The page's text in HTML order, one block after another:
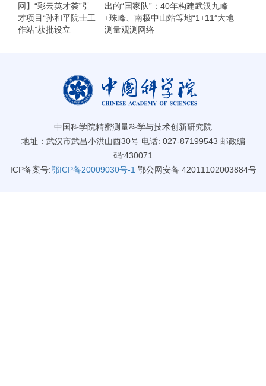
网】“彩云英才荟”引
才项目“孙和平院士工
作站”获批设立
出的“国家队”：40年构建武汉九峰
+珠峰、南极中山站等地“1+11”大地
测量观测网络
中国科学院精密测量科学与技术创新研究院
地址：武汉市武昌小洪山西30号 电话: 027-87199543 邮政编
码:430071
ICP备案号:鄂ICP备20009030号-1 鄂公网安备 42011102003884号